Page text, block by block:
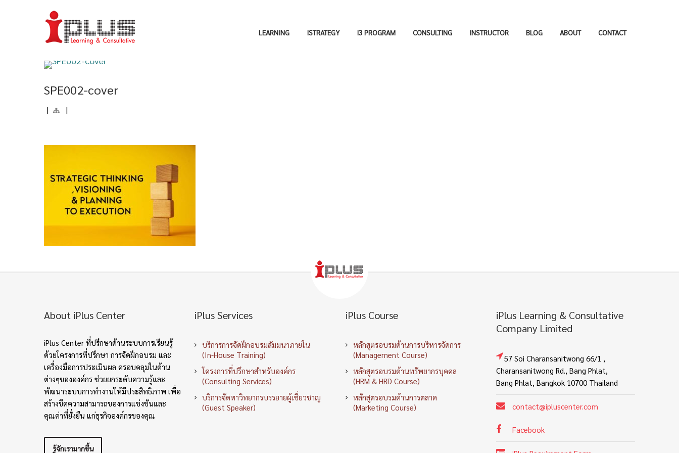
LEARNING ISTRATEGY I3 PROGRAM CONSULTING INSTRUCTOR BLOG ABOUT CONTACT
SPE002-cover
| |
About iPlus Center
iPlus Center ที่ปรึกษาด้านระบบการเรียนรู้
ด้วยโครงการที่ปรึกษา การจัดฝึกอบรม และ
เครื่องมือการประเมินผล ครอบคลุมในด้าน
ต่างๆขององค์กร ช่วยยกระดับความรู้และ
พัฒนาระบบการทำงานให้มีประสิทธิภาพ เพื่อ
สร้างขีดความสามารถของการแข่งขันและ
คุณค่าที่ยั่งยืน แก่ธุรกิจองค์กรของคุณ
รู้จักเรามากขึ้น
iPlus Services
บริการการจัดฝึกอบรมสัมมนาภายใน
(In-House Training)
โครงการที่ปรึกษาสำหรับองค์กร
(Consulting Services)
บริการจัดหาวิทยากรบรรยายผู้เชี่ยวชาญ
(Guest Speaker)
iPlus Course
หลักสูตรอบรมด้านการบริหารจัดการ
(Management Course)
หลักสูตรอบรมด้านทรัพยากรบุคคล
(HRM & HRD Course)
หลักสูตรอบรมด้านการตลาด
(Marketing Course)
iPlus Learning & Consultative
Company Limited
57 Soi Charansanitwong 66/1 ,
Charansanitwong Rd., Bang Phlat,
Bang Phlat, Bangkok 10700 Thailand
contact@ipluscenter.com
Facebook